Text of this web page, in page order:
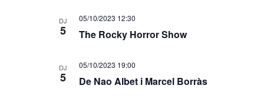
DJ
5 The Rocky Horror Show
05/10/2023 12:30
DJ
5 De Nao Albet i Marcel Borràs
05/10/2023 19:00